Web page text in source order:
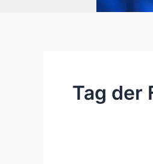
Tag der